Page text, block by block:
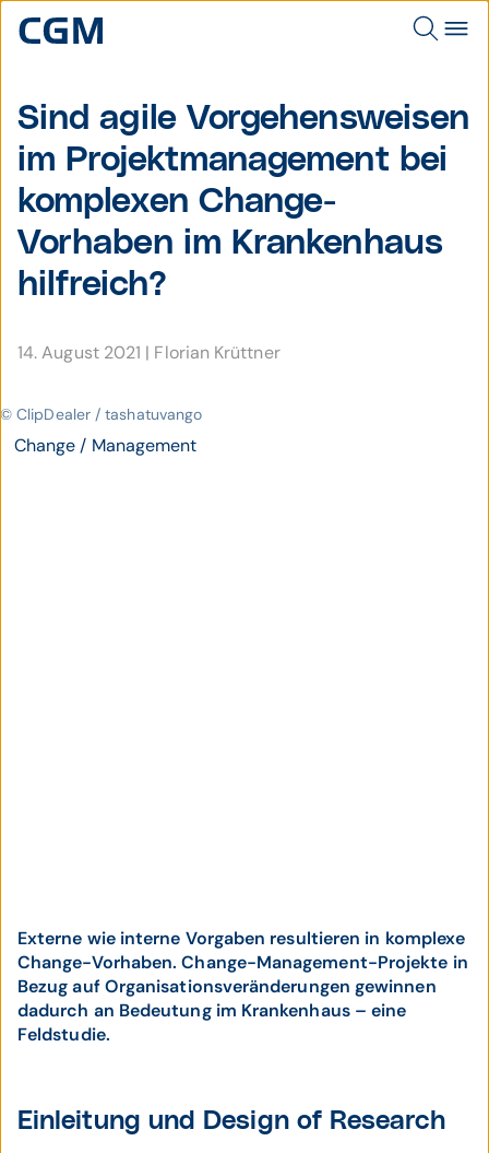
Sind agile Vorgehens­weisen
im Projekt­manage­ment bei
kom­plexen Change-
Vorhaben im Kranken­haus
hilf­reich?
14. August 2021 | Florian Krüttner
© ClipDealer / tashatuvango
Change / Management
Externe wie interne Vorgaben resultieren in komplexe
Change-Vorhaben. Change-Management-Projekte in
Bezug auf Organisationsveränderungen gewinnen
dadurch an Bedeutung im Krankenhaus – eine
Feldstudie.
Einleitung und Design of Research